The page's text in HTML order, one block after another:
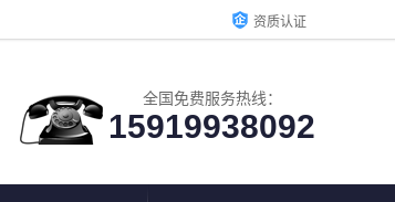
资质认证
全国免费服务热线：
15919938092